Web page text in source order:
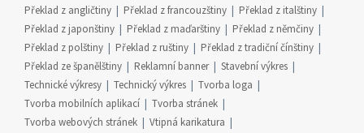
Překlad z angličtiny
Překlad z francouzštiny
Překlad z italštiny
Překlad z japonštiny
Překlad z maďarštiny
Překlad z němčiny
Překlad z polštiny
Překlad z ruštiny
Překlad z tradiční čínštiny
Překlad ze španělštiny
Reklamní banner
Stavební výkres
Technické výkresy
Technický výkres
Tvorba loga
Tvorba mobilních aplikací
Tvorba stránek
Tvorba webových stránek
Vtipná karikatura